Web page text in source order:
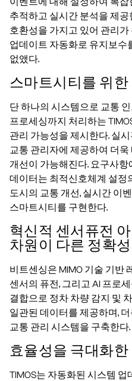
추적하고 실시간 분석을 제
호환성을 가지고 있어 관리
업데이트 자동화로 유지보수
없앴다.
스마트시티를 위한
단 하나의 시스템으로 교통
프로세싱까지 처리하는
관리 가능성을 제시한다. 실
교통 관리자에 제공하여 더욱
개선이 가능해진다. 요구사
데이터는 최적신호체계 설정
도시의 교통 개선, 실시간 이
스마트시티를 구현한다.
혁신적 센서퓨전
차원이 다른 정확
비트센싱은 MIMO 기술 기반
센서의 퓨전, 그리고 AI 프로
결합으로 정차 차량 감지 및
일관된 데이터를 제공하며,
교통 관리 시스템을 구축한다.
효율성을 극대화
TIMOS는 자동화된 시스템